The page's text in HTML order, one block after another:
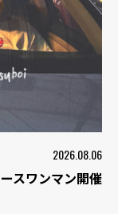
2026.08.06
スワンマン開催